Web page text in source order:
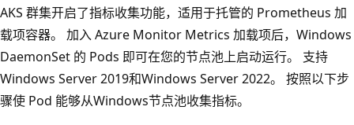
AKS 群集开启了指标收集功能，适用于托管的 Prometheus 加
载项容器。 加入 Azure Monitor Metrics 加载项后，Windows
DaemonSet 的 Pods 即可在您的节点池上启动运行。 支持
Windows Server 2019和Windows Server 2022。 按照以下步
骤使 Pod 能够从Windows节点池收集指标。